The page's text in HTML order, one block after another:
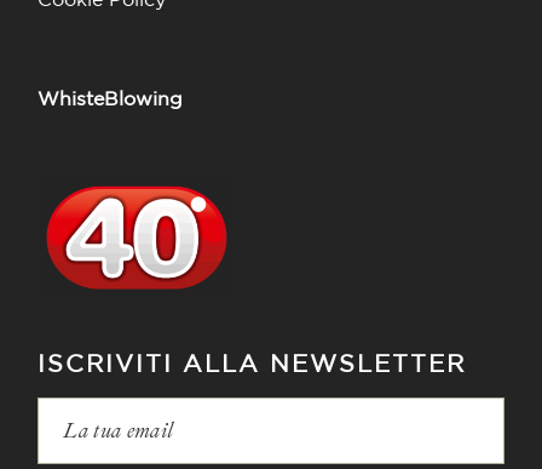
WhisteBlowing
ISCRIVITI ALLA NEWSLETTER